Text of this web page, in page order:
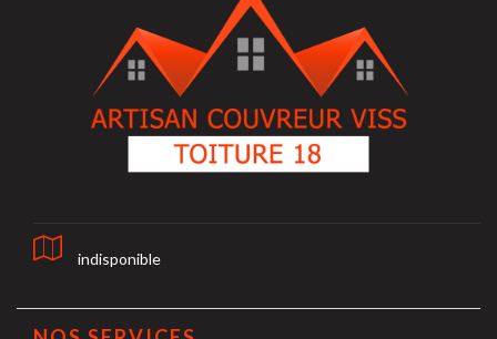
indisponible